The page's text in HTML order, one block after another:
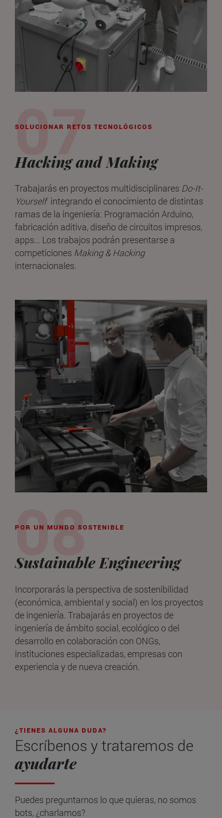
SOLUCIONAR RETOS TECNOLÓGICOS
Hacking and Making
Trabajarás en proyectos multidisciplinares Do-It-
Yourself integrando el conocimiento de distintas
ramas de la ingeniería: Programación Arduino,
fabricación aditiva, diseño de circuitos impresos,
apps... Los trabajos podrán presentarse a
competiciones Making & Hacking
internacionales.
POR UN MUNDO SOSTENIBLE
Sustainable Engineering
Incorporarás la perspectiva de sostenibilidad
(económica, ambiental y social) en los proyectos
de ingeniería. Trabajarás en proyectos de
ingeniería de ámbito social, ecológico o del
desarrollo en colaboración con ONGs,
instituciones especializadas, empresas con
experiencia y de nueva creación.
¿TIENES ALGUNA DUDA?
Escríbenos y trataremos de
ayudarte
Puedes preguntarnos lo que quieras, no somos
bots, ¿charlamos?